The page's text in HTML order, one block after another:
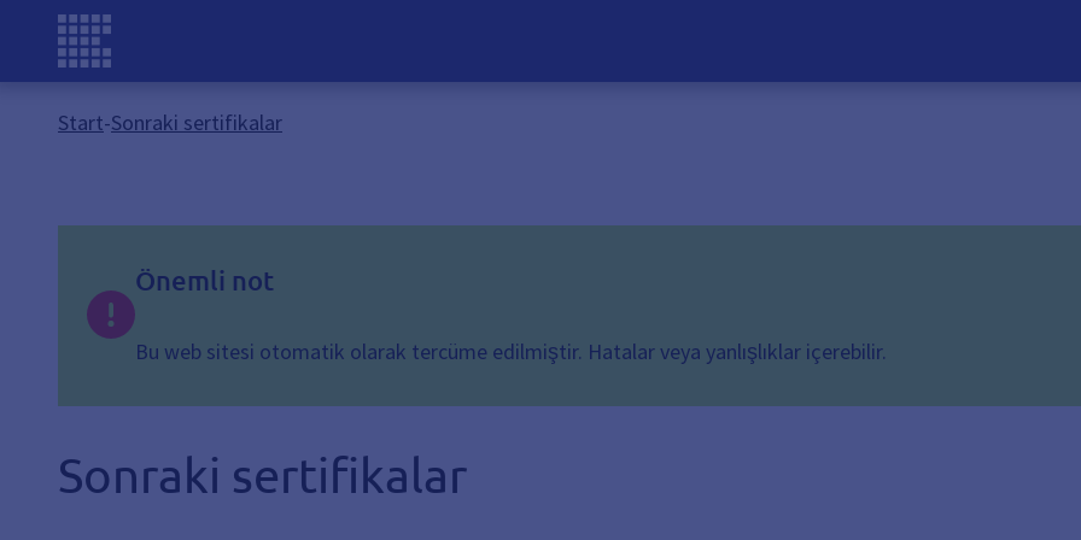
Start-Sonraki sertifikalar
Önemli not
Bu web sitesi otomatik olarak tercüme edilmiştir. Hatalar veya yanlışlıklar içerebilir.
Sonraki sertifikalar